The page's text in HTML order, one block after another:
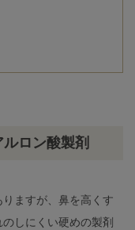
ロン酸製剤
ますが、鼻を高くす
しにくい硬めの製剤